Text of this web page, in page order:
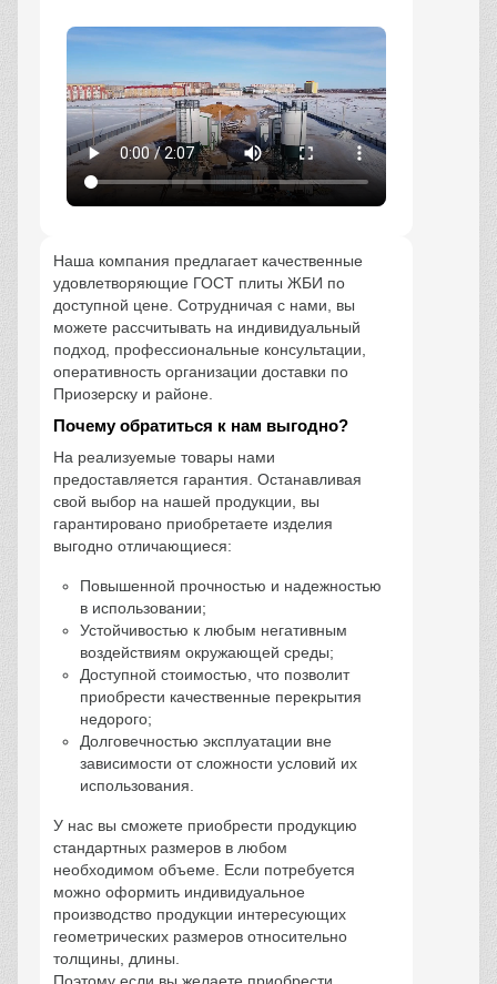
Наша компания предлагает качественные
удовлетворяющие ГОСТ плиты ЖБИ по
доступной цене. Сотрудничая с нами, вы
можете рассчитывать на индивидуальный
подход, профессиональные консультации,
оперативность организации доставки по
Приозерску и районе.
Почему обратиться к нам выгодно?
На реализуемые товары нами
предоставляется гарантия. Останавливая
свой выбор на нашей продукции, вы
гарантировано приобретаете изделия
выгодно отличающиеся:
Повышенной прочностью и надежностью
в использовании;
Устойчивостью к любым негативным
воздействиям окружающей среды;
Доступной стоимостью, что позволит
приобрести качественные перекрытия
недорого;
Долговечностью эксплуатации вне
зависимости от сложности условий их
использования.
У нас вы сможете приобрести продукцию
стандартных размеров в любом
необходимом объеме. Если потребуется
можно оформить индивидуальное
производство продукции интересующих
геометрических размеров относительно
толщины, длины.